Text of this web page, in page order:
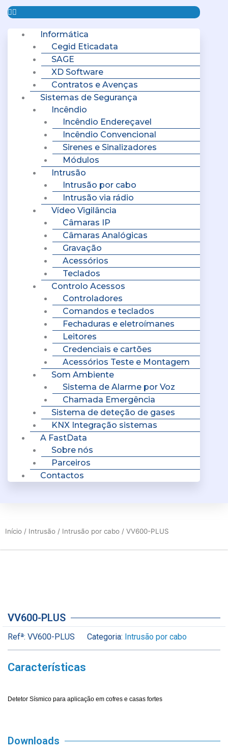
Informática
Cegid Eticadata
SAGE
XD Software
Contratos e Avenças
Sistemas de Segurança
Incêndio
Incêndio Endereçavel
Incêndio Convencional
Sirenes e Sinalizadores
Módulos
Intrusão
Intrusão por cabo
Intrusão via rádio
Vídeo Vigilância
Câmaras IP
Câmaras Analógicas
Gravação
Acessórios
Teclados
Controlo Acessos
Controladores
Comandos e teclados
Fechaduras e eletroímanes
Leitores
Credenciais e cartões
Acessórios Teste e Montagem
Som Ambiente
Sistema de Alarme por Voz
Chamada Emergência
Sistema de deteção de gases
KNX Integração sistemas
A FastData
Sobre nós
Parceiros
Contactos
Início / Intrusão / Intrusão por cabo / VV600-PLUS
VV600-PLUS
Refª: VV600-PLUS Categoria: Intrusão por cabo
Características
Detetor Sísmico para aplicação em cofres e casas fortes
Downloads